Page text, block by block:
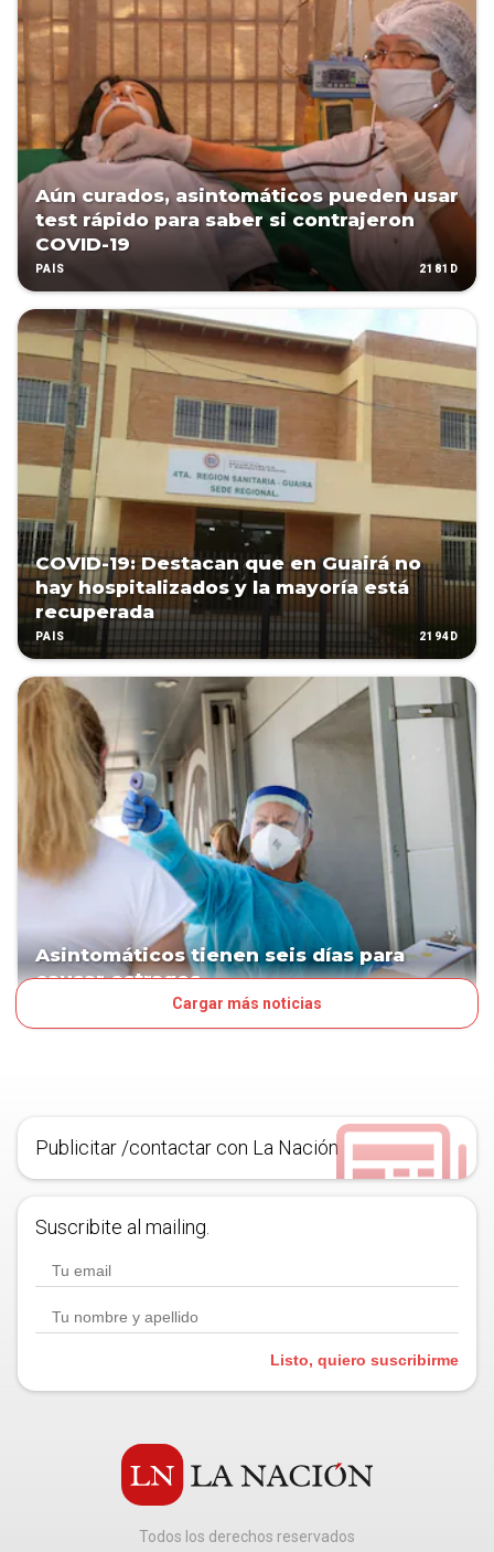
Aún curados, asintomáticos pueden usar
test rápido para saber si contrajeron
COVID-19
PAÍS 2181D
COVID-19: Destacan que en Guairá no
hay hospitalizados y la mayoría está
recuperada
PAÍS 2194D
Asintomáticos tienen seis días para
causar estragos
Cargar más noticias
Publicitar /contactar con La Nación
Suscribite al mailing.
Listo, quiero suscribirme
Todos los derechos reservados